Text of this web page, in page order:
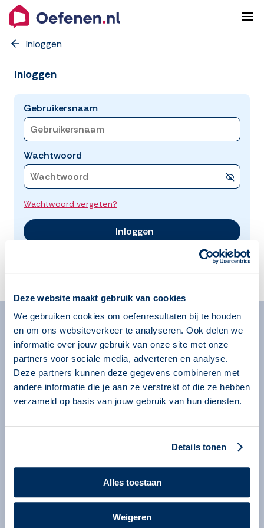
Deze website maakt gebruik van cookies
We gebruiken cookies om oefenresultaten bij te houden
en om ons websiteverkeer te analyseren. Ook delen we
informatie over jouw gebruik van onze site met onze
partners voor sociale media, adverteren en analyse.
Deze partners kunnen deze gegevens combineren met
andere informatie die je aan ze verstrekt of die ze hebben
verzameld op basis van jouw gebruik van hun diensten.
Details tonen
Alles toestaan
Weigeren
Inloggen
Inloggen
Gebruikersnaam
Wachtwoord
Wachtwoord vergeten?
Inloggen
Algemeen
Missie
Over onze programma’s
Begeleiders
Nieuws
Bestellen
Information in English